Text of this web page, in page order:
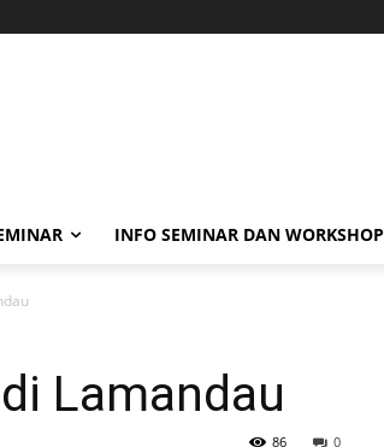
INFO SEMINAR DAN WORKSHOP
Lamandau
0
86